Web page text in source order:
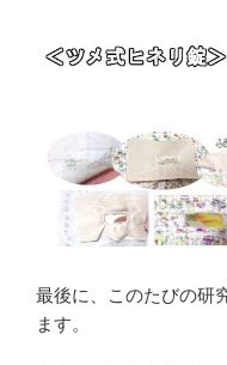
最後に、このたびの研
ます。